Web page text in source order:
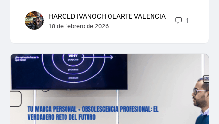
HAROLD IVANOCH OLARTE VALENCIA
18 de febrero de 2026
1